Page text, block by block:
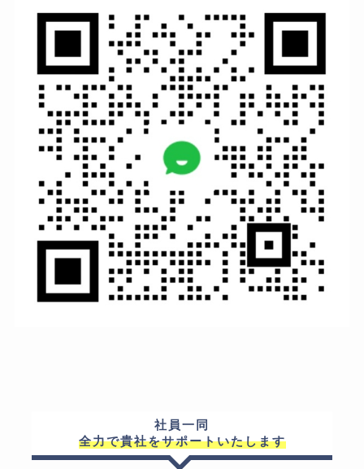
社員一同
全力で貴社をサポートいたします